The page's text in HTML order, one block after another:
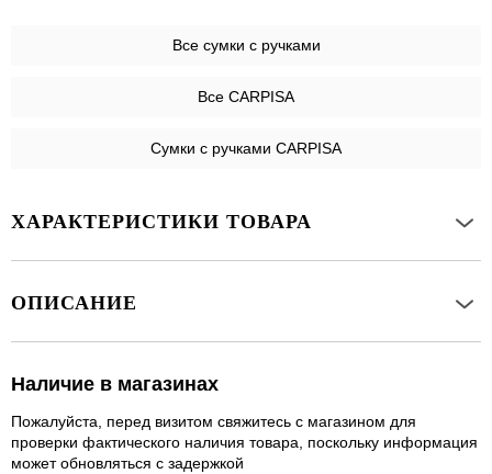
Все сумки с ручками
Все CARPISA
Сумки с ручками CARPISA
ХАРАКТЕРИСТИКИ ТОВАРА
ОПИСАНИЕ
Наличие в магазинах
Пожалуйста, перед визитом свяжитесь с магазином для
проверки фактического наличия товара, поскольку информация
может обновляться с задержкой